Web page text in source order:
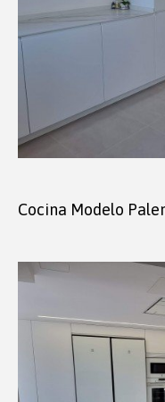
Cocina Modelo